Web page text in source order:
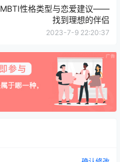
MBTI性格类型与恋爱建议——
找到理想的伴侣
2023-7-9 22:20:37